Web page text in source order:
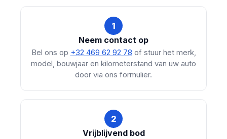
1
Neem contact op
Bel ons op +32 469 62 92 78 of stuur het merk,
model, bouwjaar en kilometerstand van uw auto
door via ons formulier.
2
Vrijblijvend bod